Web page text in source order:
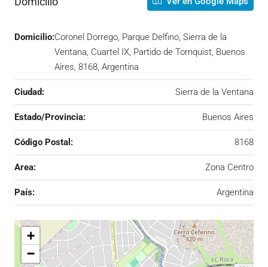
Domicilio:Coronel Dorrego, Parque Delfino, Sierra de la
Ventana, Cuartel IX, Partido de Tornquist, Buenos
Aires, 8168, Argentina
Ciudad: Sierra de la Ventana
Estado/Provincia: Buenos Aires
Código Postal: 8168
Area: Zona Centro
País: Argentina
+
−